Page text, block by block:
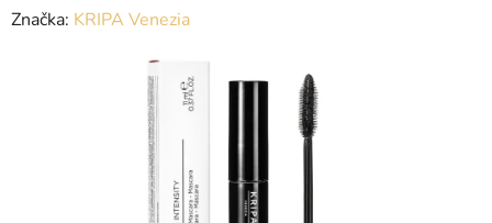
Značka: KRIPA Venezia